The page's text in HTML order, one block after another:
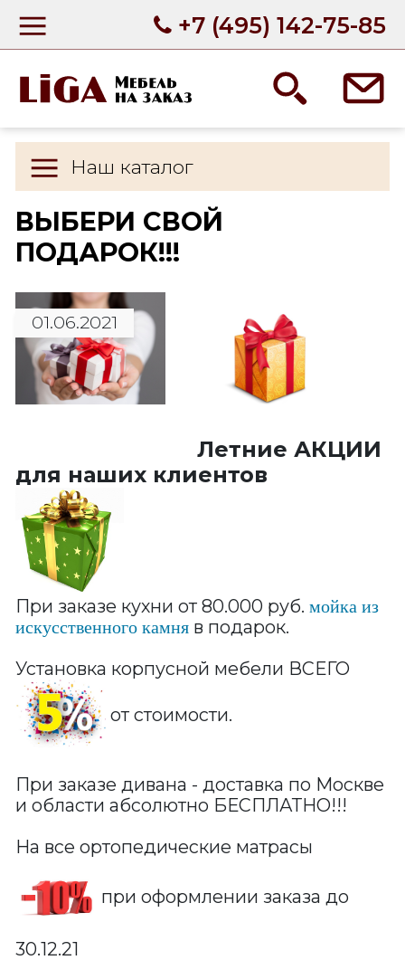
+7 (495) 142-75-85
Наш каталог
ВЫБЕРИ СВОЙ
ПОДАРОК!!!
01.06.2021
Летние АКЦИИ
для наших клиентов
При заказе кухни от 80.000 руб. мойка из
искусственного камняв подарок.
Установка корпусной мебели ВСЕГО
от стоимости.
При заказе дивана - доставка по Москве
и области абсолютно БЕСПЛАТНО!!!
На все ортопедические матрасы
при оформлении заказа до
30.12.21